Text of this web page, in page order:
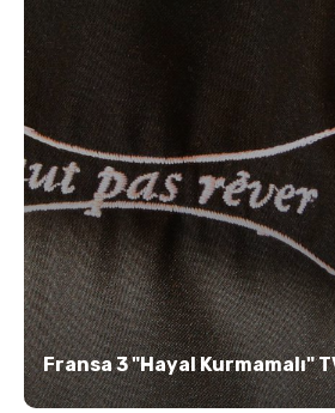
Fransa 3 "Hayal Kurmamalı"